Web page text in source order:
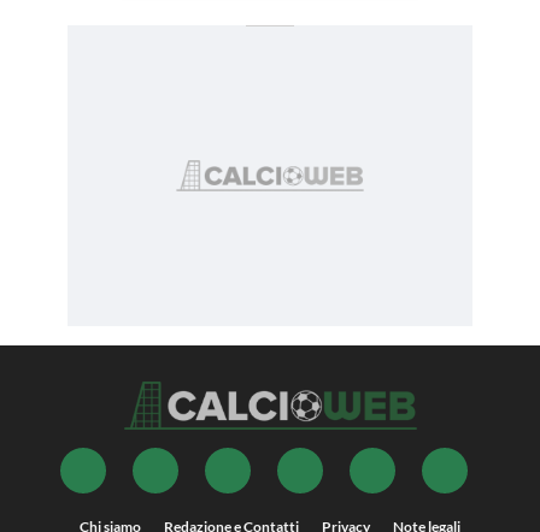
Chi siamo Redazione e Contatti Privacy Note legali